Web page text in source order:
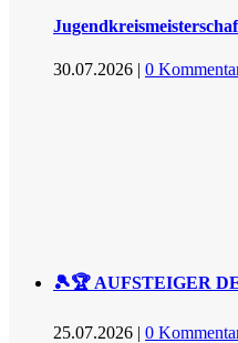
30.07.2026 | 0
🎾🏆 AUFSTEIGER
25.07.2026 | 0